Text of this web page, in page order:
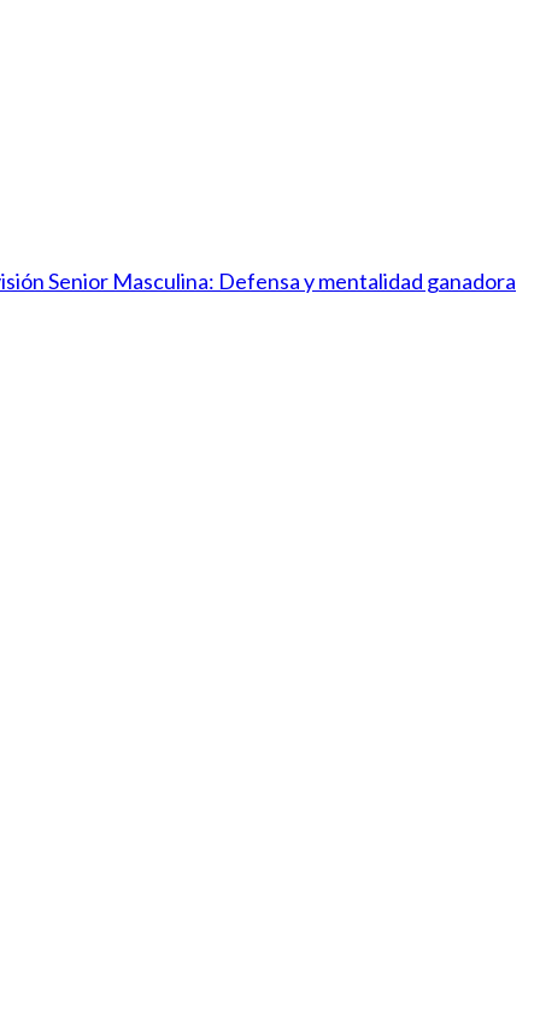
Senior Masculina: Defensa y mentalidad ganadora